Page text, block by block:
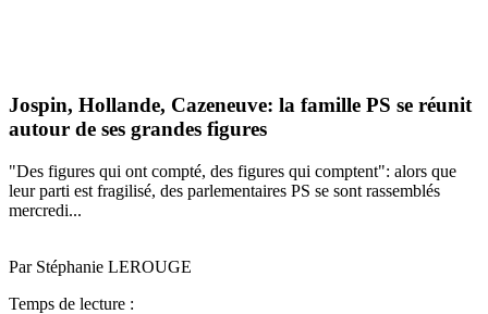
Jospin, Hollande, Cazeneuve: la famille PS se réunit
autour de ses grandes figures
"Des figures qui ont compté, des figures qui comptent": alors que
leur parti est fragilisé, des parlementaires PS se sont rassemblés
mercredi...
Par Stéphanie LEROUGE
Temps de lecture :